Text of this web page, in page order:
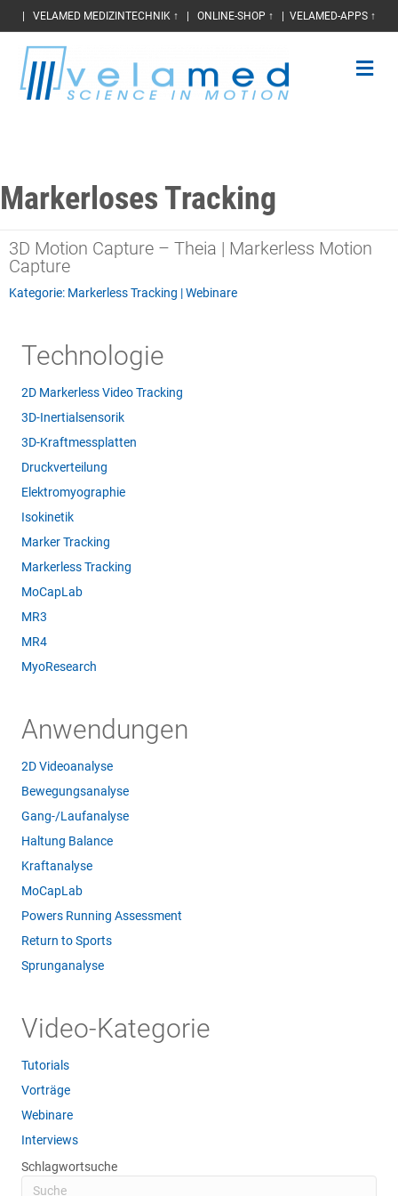
VELAMED MEDIZINTECHNIK ↑ ONLINE-SHOP ↑ VELAMED-APPS ↑
Technologie
2D Markerless Video Tracking
3D-Inertialsensorik
3D-Kraftmessplatten
Druckverteilung
Elektromyographie
Isokinetik
Marker Tracking
Markerless Tracking
MoCapLab
MR3
MR4
MyoResearch
Anwendungen
2D Videoanalyse
Bewegungsanalyse
Gang-/Laufanalyse
Haltung Balance
Kraftanalyse
MoCapLab
Powers Running Assessment
Return to Sports
Sprunganalyse
Video-Kategorie
Tutorials
Vorträge
Webinare
Interviews
Schlagwortsuche
Markerloses Tracking
3D Motion Capture – Theia | Markerless Motion
Capture
Kategorie: Markerless Tracking |Webinare